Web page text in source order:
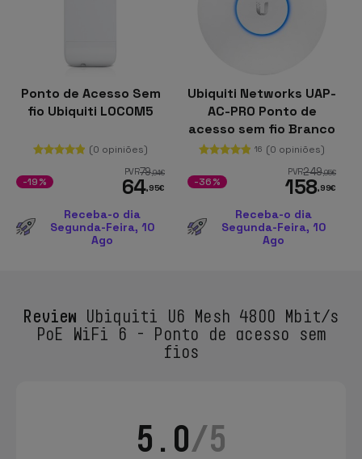
Ponto de Acesso Sem
fio Ubiquiti LOCOM5
(0 opiniões)
PVR79,94€
64,95€
-19%
Receba-o dia
Segunda-Feira, 10
Ago
Ubiquiti Networks UAP-
AC-PRO Ponto de
acesso sem fio Branco
16 (0 opiniões)
PVR249,95€
158,99€
-36%
Receba-o dia
Segunda-Feira, 10
Ago
Review Ubiquiti U6 Mesh 4800 Mbit/s
PoE WiFi 6 - Ponto de acesso sem
fios
5.0/5